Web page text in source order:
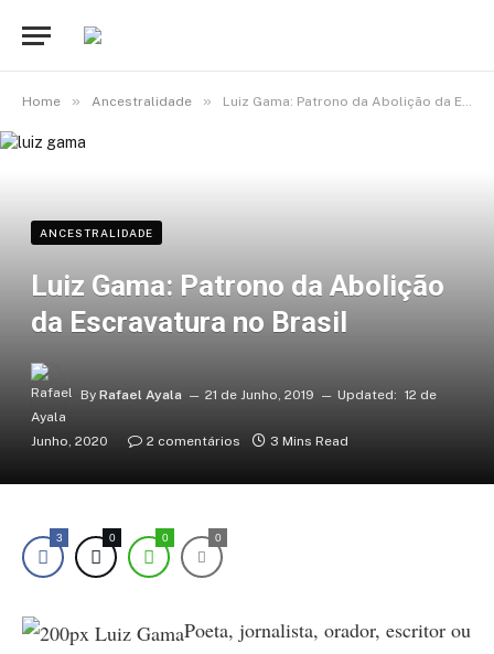
Home » Ancestralidade » Luiz Gama: Patrono da Abolição da Escravatura no Brasil
ANCESTRALIDADE
Luiz Gama: Patrono da Abolição
da Escravatura no Brasil
By Rafael Ayala 21 de Junho, 2019 Updated: 12 de
Junho, 2020 2 comentários 3 Mins Read
3 0 0 0
Poeta, jornalista, orador, escritor ou